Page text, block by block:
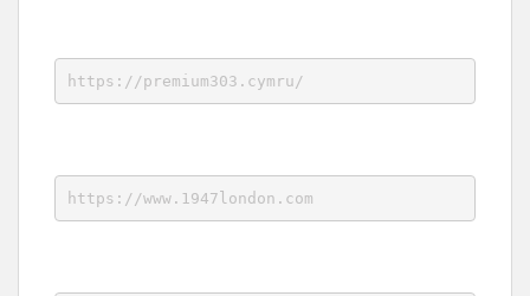
https://premium303.cymru/
https://www.1947london.com